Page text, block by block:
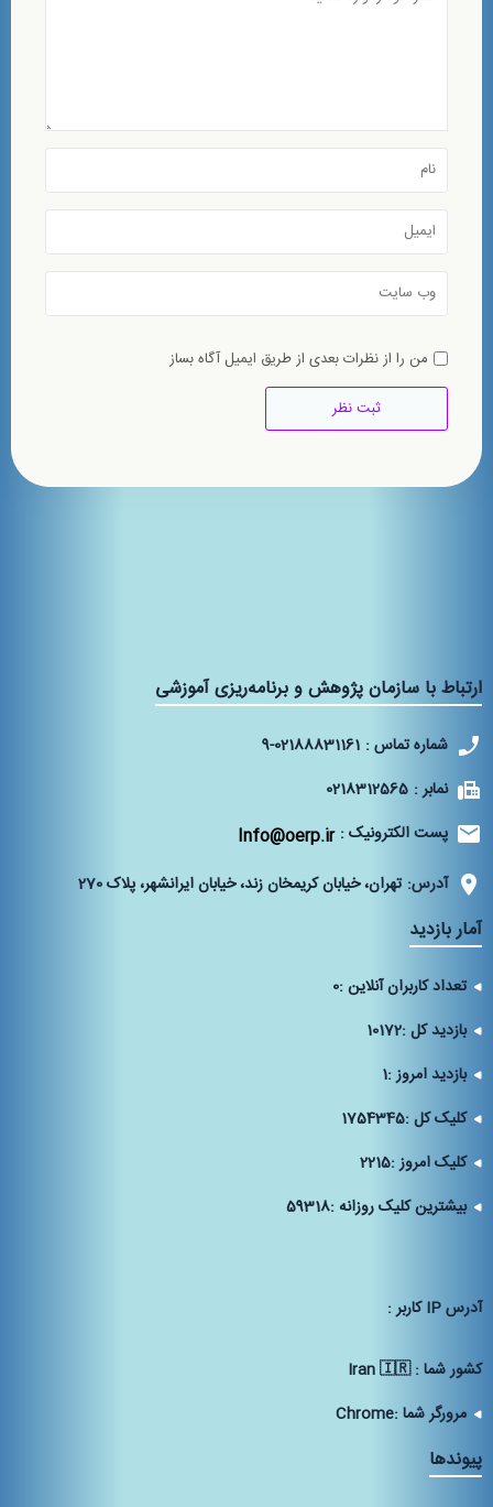
من را از نظرات بعدی از طریق ایمیل آگاه بساز
ارتباط با سازمان پژوهش و برنامه‌ریزی آموزشی
شماره تماس : 9-02188831161
نمابر : 0218312565
پست الکترونیک : Info@oerp.ir
آدرس: تهران، خیابان کریمخان زند، خیابان ایرانشهر، پلاک 270‌
آمار بازدید
تعداد کاربران آنلاین :0
بازدید کل :10172
بازدید امروز :1
کلیک کل :1754345
کلیک امروز :2215
بیشترین کلیک روزانه :59318
آدرس IP كاربر :
كشور شما :Iran 🇮🇷
مرورگر شما :Chrome
پیوندها